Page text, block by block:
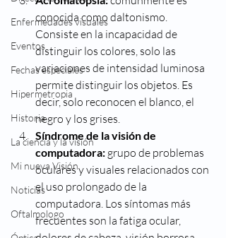
Enfermedades visuales
Eventos
Fechas especiales
Hipermetropia
Historia
La ciencia y la visión
Mi nueva Visión
Noticias
Oftalmologo
conocida como daltonismo.
Consiste en la incapacidad de
distinguir los colores, solo las
variaciones de intensidad luminosa
permite distinguir los objetos. Es
decir, solo reconocen el blanco, el
negro y los grises.
Síndrome de la visión de
computadora: grupo de problemas
oculares y visuales relacionados con
el uso prolongado de la
computadora. Los síntomas más
frecuentes son la fatiga ocular,